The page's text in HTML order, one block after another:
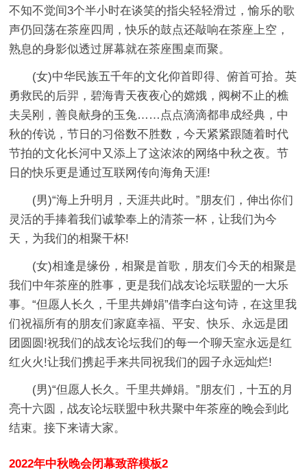
不知不觉间3个半小时在谈笑的指尖轻轻滑过，愉乐的歌
声仍回荡在茶座四周，快乐的鼓点还敲响在茶座上空，
熟息的身影似透过屏幕就在茶座围桌而聚。
(女)中华民族五千年的文化仰首即得、俯首可拾。英
勇救民的后羿，碧海青天夜夜心的嫦娥，阀树不止的樵
夫吴刚，善良献身的玉兔……点点滴滴都串成经典，中
秋的传说，节日的习俗数不胜数，今天紧紧跟随着时代
节拍的文化长河中又添上了这浓浓的网络中秋之夜。节
日的快乐更是通过互联网传向海角天涯!
(男)“海上升明月，天涯共此时。”朋友们，伸出你们
灵活的手捧着我们诚挚奉上的清茶一杯，让我们为今
天，为我们的相聚干杯!
(女)相逢是缘份，相聚是首歌，朋友们今天的相聚是
我们中年茶座的胜事，更是我们战友论坛联盟的一大乐
事。“但愿人长久，千里共婵娟”借李白这句诗，在这里我
们祝福所有的朋友们家庭幸福、平安、快乐、永远是团
团圆圆!祝我们的战友论坛我们的每一个聊天室永远是红
红火火!让我们携起手来共同祝我们的园子永远灿烂!
(男)“但愿人长久。千里共婵娟。”朋友们，十五的月
亮十六圆，战友论坛联盟中秋共聚中年茶座的晚会到此
结束。接下来请大家。
2022年中秋晚会闭幕致辞模板2